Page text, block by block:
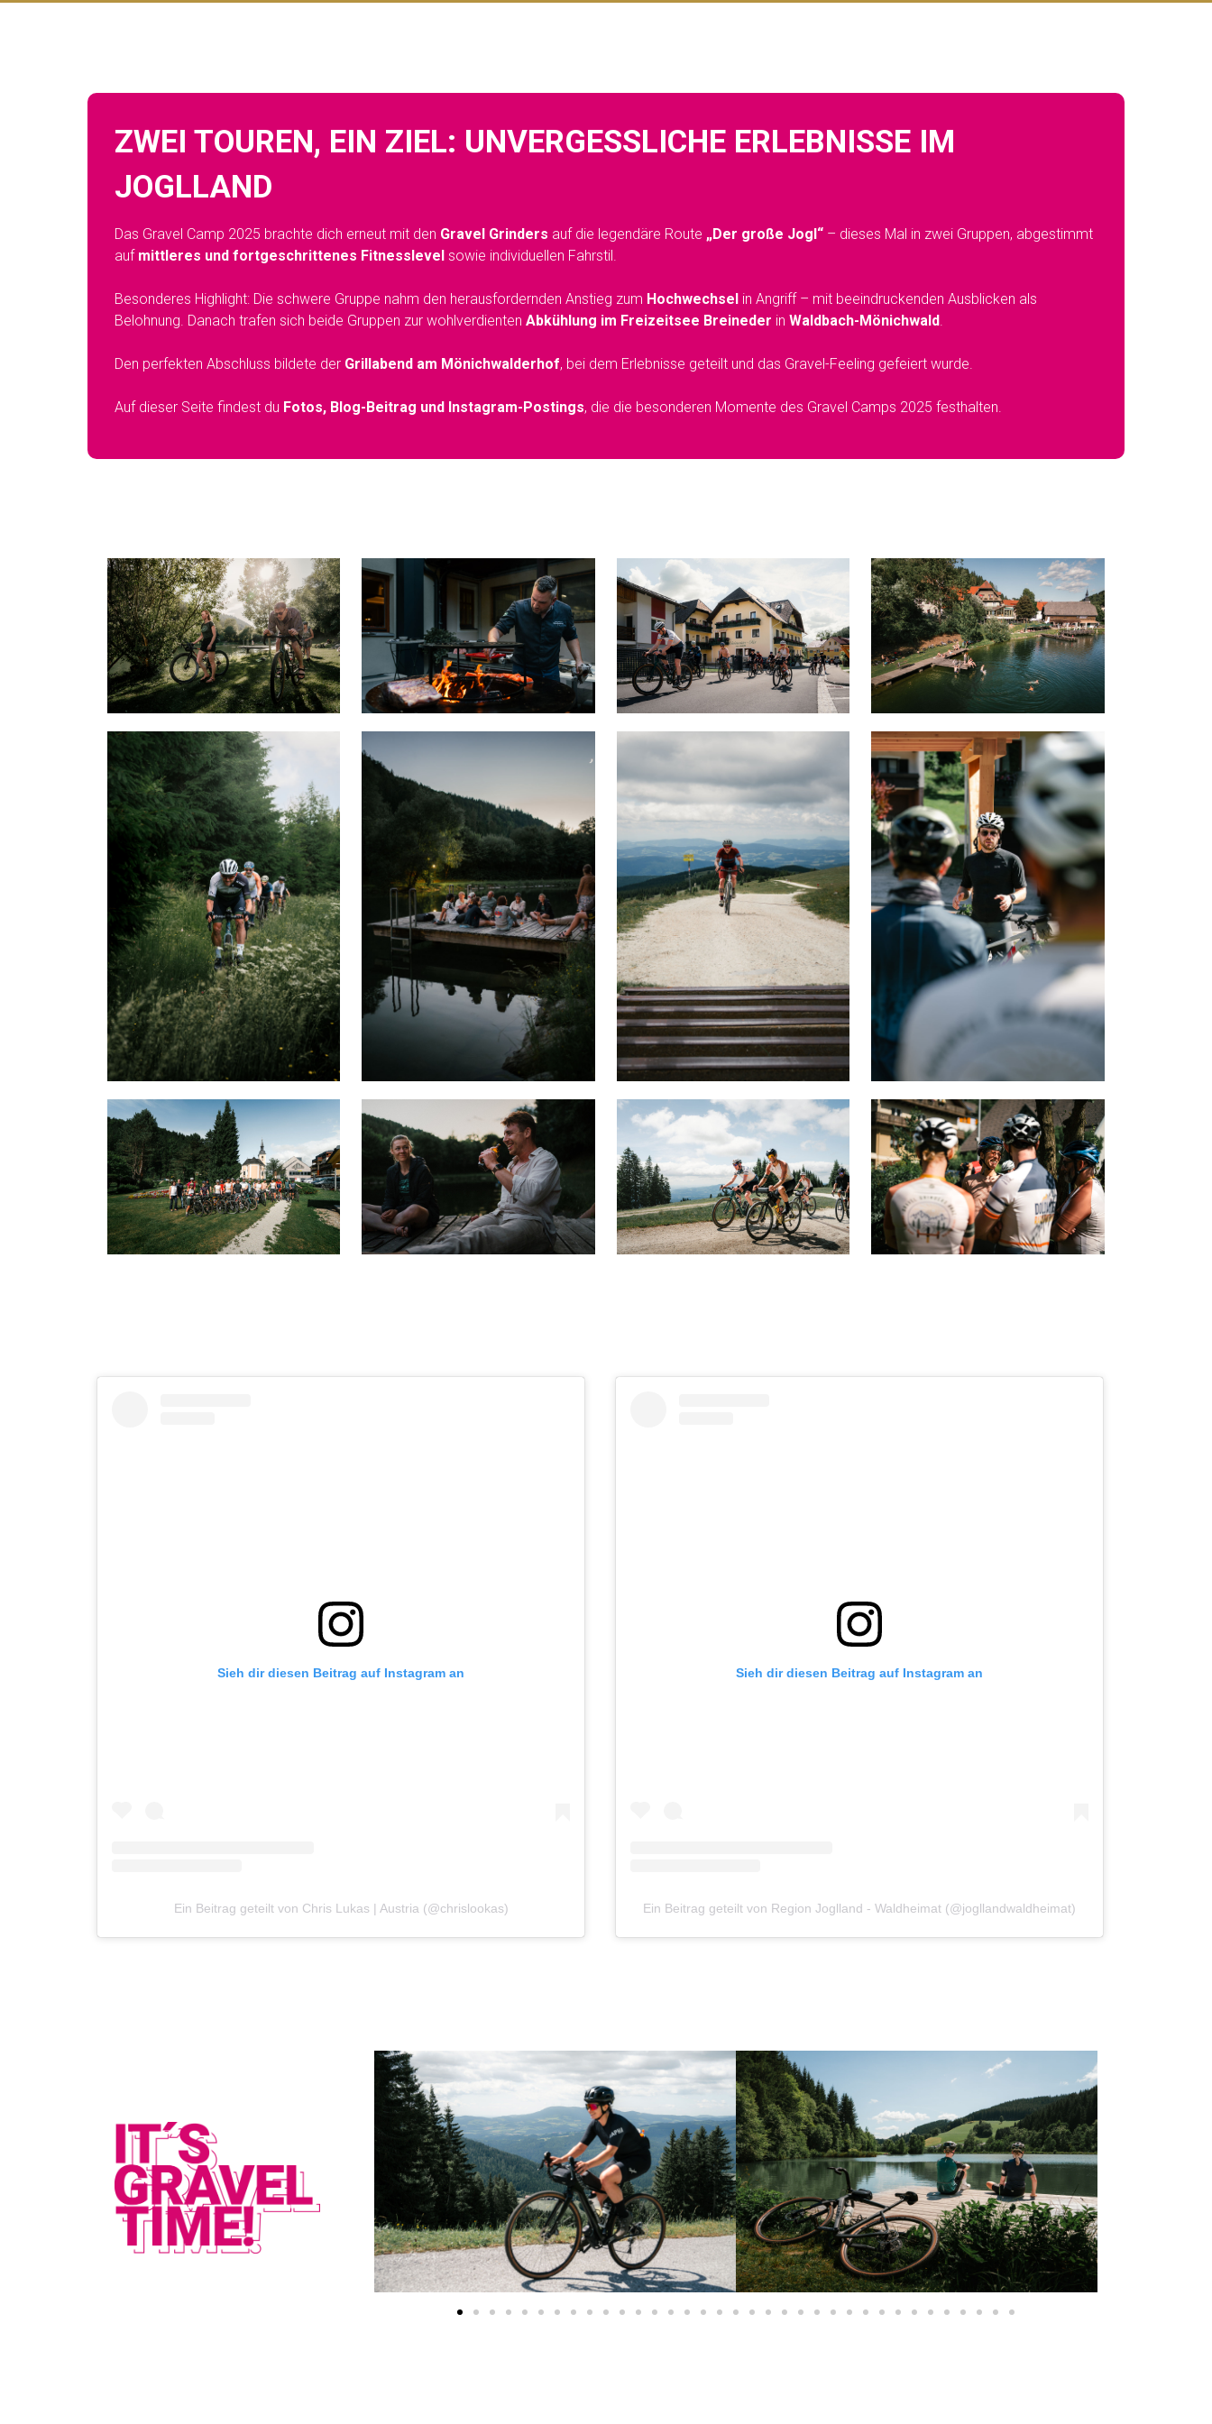
ZWEI TOUREN, EIN ZIEL: UNVERGESSLICHE ERLEBNISSE IM
JOGLLAND
Das Gravel Camp 2025 brachte dich erneut mit den Gravel Grinders auf die legendäre Route „Der große Jogl“ – dieses Mal in zwei Gruppen, abgestimmt
auf mittleres und fortgeschrittenes Fitnesslevel sowie individuellen Fahrstil.
Besonderes Highlight: Die schwere Gruppe nahm den herausfordernden Anstieg zum Hochwechsel in Angriff – mit beeindruckenden Ausblicken als
Belohnung. Danach trafen sich beide Gruppen zur wohlverdienten Abkühlung im Freizeitsee Breineder in Waldbach-Mönichwald.
Den perfekten Abschluss bildete der Grillabend am Mönichwalderhof, bei dem Erlebnisse geteilt und das Gravel-Feeling gefeiert wurde.
Auf dieser Seite findest du Fotos, Blog-Beitrag und Instagram-Postings, die die besonderen Momente des Gravel Camps 2025 festhalten.
Sieh dir diesen Beitrag auf Instagram an
Ein Beitrag geteilt von Chris Lukas | Austria (@chrislookas)
Sieh dir diesen Beitrag auf Instagram an
Ein Beitrag geteilt von Region Joglland - Waldheimat (@jogllandwaldheimat)